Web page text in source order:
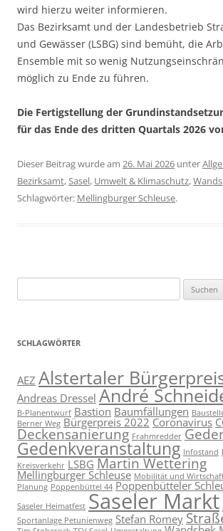
wird hierzu weiter informieren.
Das Bezirksamt und der Landesbetrieb
und Gewässer (LSBG) sind bemüht, die
Ensemble mit so wenig
möglich zu Ende zu führen.
Die Fertigstellung der
für das Ende des dritten Quartals 2026
Dieser Beitrag wurde am 26. Mai 2026 unter
Bezirksamt,Sasel, Umwelt & Klimaschutz,
Schlagwörter: Mellingburger Schleuse.
nach:
SCHLAGWÖRTER
AEZ Alstertaler
Andreas Dressel André
B-Planentwurf Bastion Baumfällungen
Berner Weg Bürgerpreis 2022Coronavirus
Deckensanierung Frahmredder
Gedenkveranstaltung Infostand
Kreisverkehr LSBG Martin Wettering
Mellingburger Schleuse Mobilität und
Planung Poppenbüttel 44 Poppenbütteler
Saseler Heimatfest Saseler Markt
Sportanlage Petunienweg Stefan Romey